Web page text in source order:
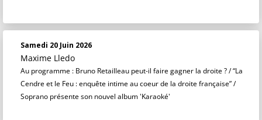
Samedi 20 Juin 2026
Maxime Lledo
Au programme : Bruno Retailleau peut-il faire gagner la droite ? / “La
Cendre et le Feu : enquête intime au coeur de la droite française” /
Soprano présente son nouvel album 'Karaoké'